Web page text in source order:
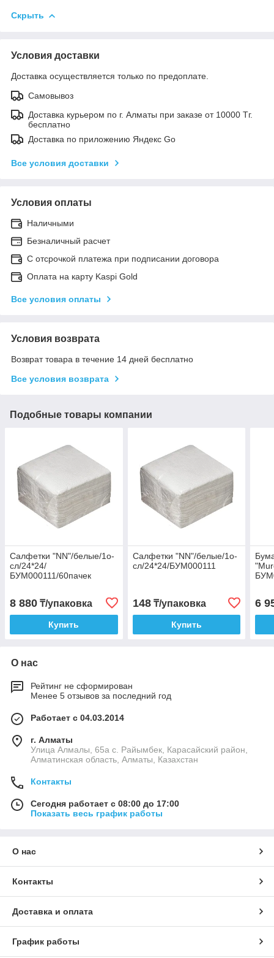
Скрыть
Условия доставки
Доставка осуществляется только по предоплате.
Самовывоз
Доставка курьером по г. Алматы при заказе от 10000 Тг.
бесплатно
Доставка по приложению Яндекс Go
Все условия доставки
Условия оплаты
Наличными
Безналичный расчет
С отсрочкой платежа при подписании договора
Оплата на карту Kaspi Gold
Все условия оплаты
Условия возврата
Возврат товара в течение 14 дней бесплатно
Все условия возврата
Подобные товары компании
Салфетки "NN"/белые/1о-
сл/24*24/
БУМ000111/60пачек
8 880 ₸/упаковка
Купить
Салфетки "NN"/белые/1о-
сл/24*24/БУМ000111
148₸/упаковка
Купить
6
О нас
Рейтинг не сформирован
Менее 5 отзывов за последний год
Работает с 04.03.2014
г. Алматы
Улица Алмалы, 65а ​с. Райымбек, Карасайский район,
Алматинская область, Алматы, Казахстан
Контакты
Сегодня работает с 08:00 до 17:00
Показать весь график работы
О нас
Контакты
Доставка и оплата
График работы